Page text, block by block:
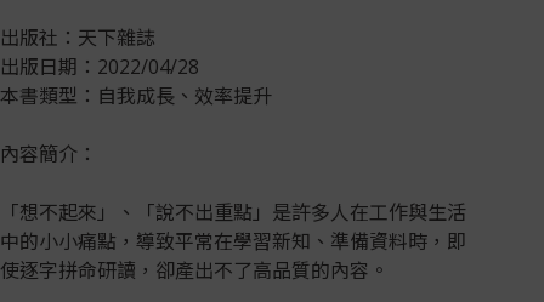
出版社：天下雜誌
出版日期：2022/04/28
本書類型：自我成長、效率提升
內容簡介：
「想不起來」、「說不出重點」是許多人在工作與生活
中的小小痛點，導致平常在學習新知、準備資料時，即
使逐字拼命研讀，卻產出不了高品質的內容。